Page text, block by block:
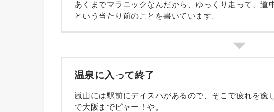
あくまでマラニックなんだから、ゆっくり走って、道
という当たり前のことを書いています。
温泉に入って終了
嵐山には駅前にデイスパがあるので、そこで疲れを癒
で大阪までピャー！や。